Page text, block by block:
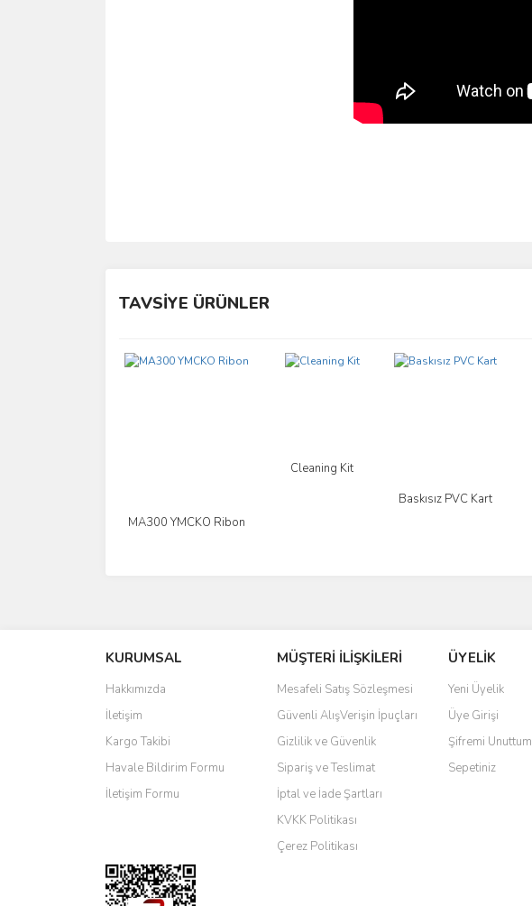
Ürün açıklamasında eksik bilgiler bulunuyor.
TAVSİYE ÜRÜNLER
MA300 YMCKO Ribon
Cleaning Kit
İncele
Baskısız PVC Kart
KURUMSAL
Hakkımızda
İletişim
Kargo Takibi
Havale Bildirim Formu
İletişim Formu
MÜŞTERİ İLİŞKİLERİ
Mesafeli Satış Sözleşmesi
Güvenli AlışVerişin İpuçları
Gizlilik ve Güvenlik
Sipariş ve Teslimat
İptal ve İade Şartları
KVKK Politikası
Çerez Politikası
ÜYELİK
Yeni Üyelik
Üye Girişi
Şifremi Unuttum
Sepetiniz